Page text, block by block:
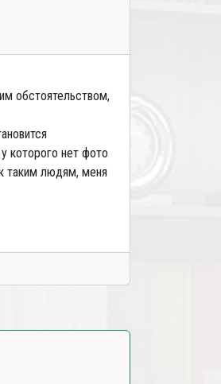
обстоятельством,
которого нет фото
таким людям, меня